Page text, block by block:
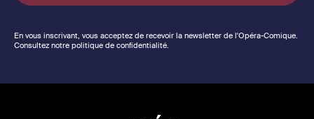
En vous inscrivant, vous acceptez de recevoir la newsletter de l'Opéra-Comique.
Consultez notre politique de confidentialité.